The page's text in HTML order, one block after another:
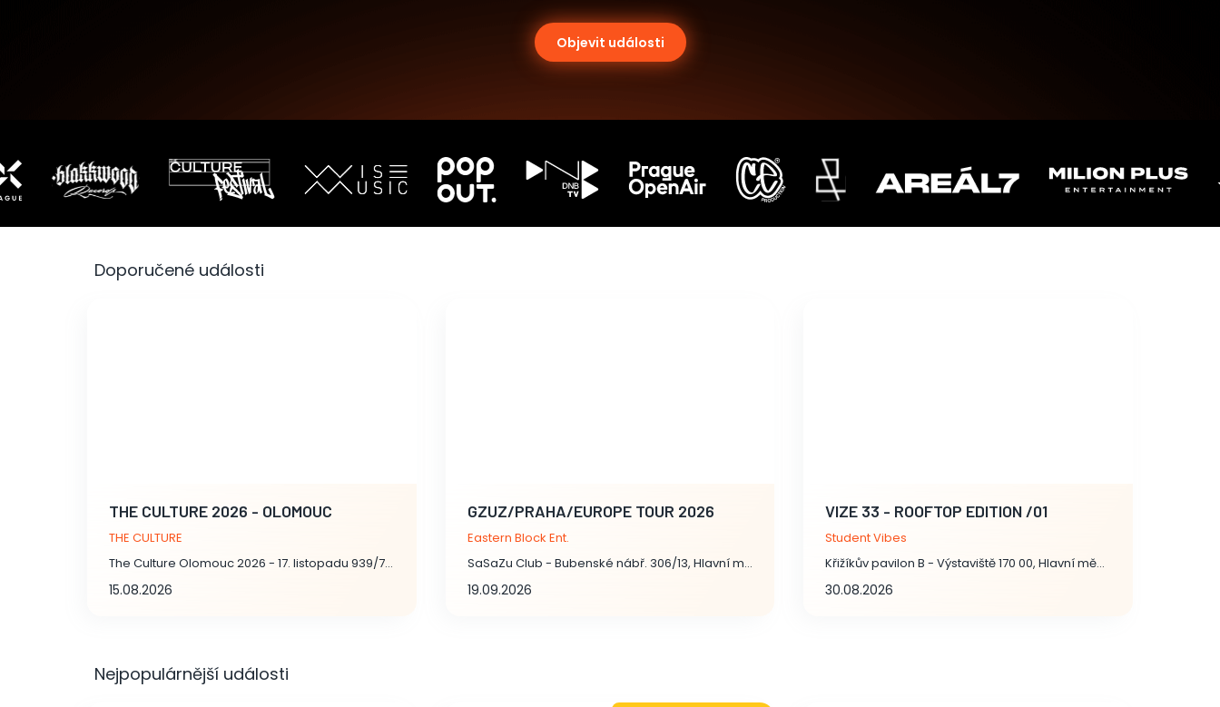
Objevit události
Doporučené události
THE CULTURE 2026 - OLOMOUC
THE CULTURE
The Culture Olomouc 2026 - 17. listopadu 939/7, Olomouc
15.08.2026
GZUZ/PRAHA/EUROPE TOUR 2026
Eastern Block Ent.
SaSaZu Club - Bubenské nábř. 306/13, Hlavní město Praha
19.09.2026
VIZE 33 - ROOFTOP EDITION /01
Student Vibes
Křižíkův pavilon B - Výstaviště 170 00, Hlavní město Praha
30.08.2026
Nejpopulárnější události